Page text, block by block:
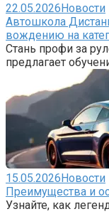
22.05.2026Новости
Автошкола
вождению на
Стань профи за
предлагает
15.05.2026Новости
Преимущества и
Узнайте, как